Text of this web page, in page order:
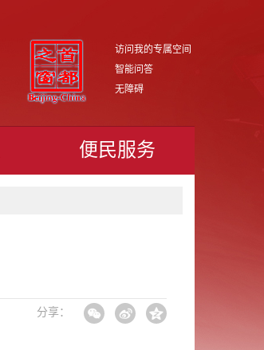
访问我的专属空间
智能问答
无障碍
便民服务
分享：